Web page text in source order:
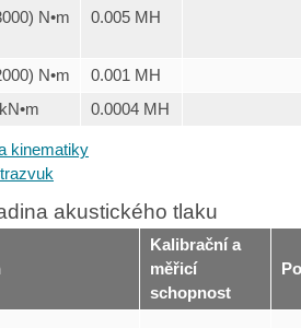
N•m 0.005 MH
N•m
0.001 MH
0.0004 MH
kinematiky
akustického tlaku
Kalibrační a
měřicí
schopnost